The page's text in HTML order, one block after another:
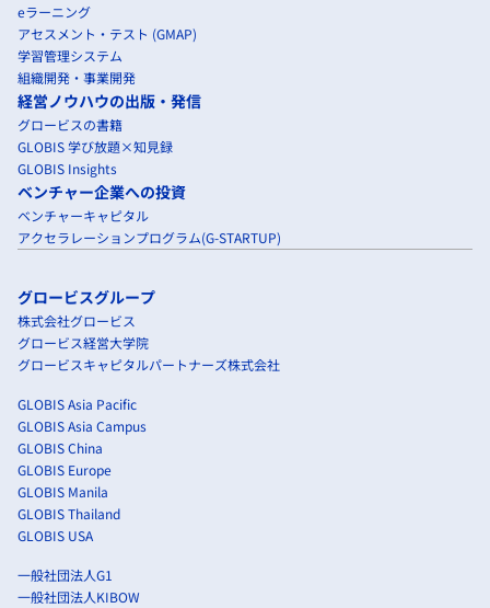
eラーニング
アセスメント・テスト (GMAP)
学習管理システム
組織開発・事業開発
経営ノウハウの出版・発信
グロービスの書籍
GLOBIS 学び放題×知見録
GLOBIS Insights
ベンチャー企業への投資
ベンチャーキャピタル
アクセラレーションプログラム(G-STARTUP)
グロービスグループ
株式会社グロービス
グロービス経営大学院
グロービスキャピタルパートナーズ株式会社
GLOBIS Asia Pacific
GLOBIS Asia Campus
GLOBIS China
GLOBIS Europe
GLOBIS Manila
GLOBIS Thailand
GLOBIS USA
一般社団法人G1
一般社団法人KIBOW